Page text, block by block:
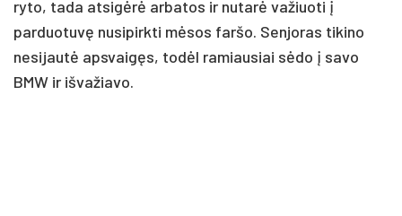
ryto, tada atsigėrė arbatos ir nutarė važiuoti į
parduotuvę nusipirkti mėsos faršo. Senjoras tikino
nesijautė apsvaigęs, todėl ramiausiai sėdo į savo
BMW ir išvažiavo.